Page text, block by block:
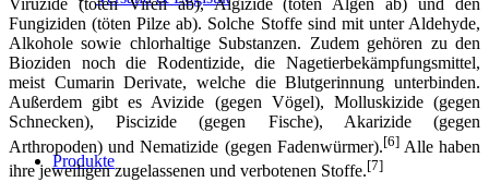
Produkte
Viruzide (töten Viren ab), Algizide (töten Algen ab) und den
Fungiziden (töten Pilze ab). Solche Stoffe sind mit unter Aldehyde,
Alkohole sowie chlorhaltige Substanzen. Zudem gehören zu den
Bioziden noch die Rodentizide, die Nagetierbekämpfungsmittel,
meist Cumarin Derivate, welche die Blutgerinnung unterbinden.
Außerdem gibt es Avizide (gegen Vögel), Molluskizide (gegen
Schnecken), Piscizide (gegen Fische), Akarizide (gegen
Arthropoden) und Nematizide (gegen Fadenwürmer).[6]Alle haben
ihre jeweiligen zugelassenen und verbotenen Stoffe.[7]